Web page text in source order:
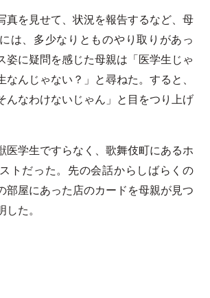
真を見せて、状況を報告するなど、母
は、多少なりとものやり取りがあっ
姿に疑問を感じた母親は「医学生じゃ
なんじゃない？」と尋ねた。すると、
んなわけないじゃん」と目をつり上げ
医学生ですらなく、歌舞伎町にあるホ
トだった。先の会話からしばらくの
部屋にあった店のカードを母親が見つ
た。